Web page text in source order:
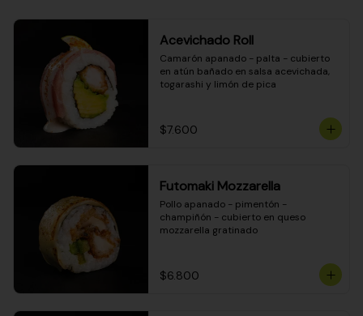
Acevichado Roll
Camarón apanado - palta - cubierto
en atún bañado en salsa acevichada,
togarashi y limón de pica
$7.600
Futomaki Mozzarella
Pollo apanado - pimentón -
champiñón - cubierto en queso
mozzarella gratinado
$6.800